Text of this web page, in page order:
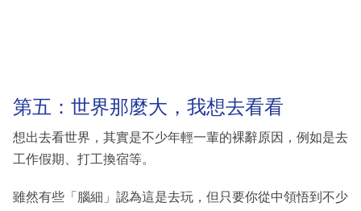
第五：世界那麼大，我想去看看
想出去看世界，其實是不少年輕一輩的裸辭原因，例如是去
工作假期、打工換宿等。
雖然有些「腦細」認為這是去玩，但只要你從中領悟到不少